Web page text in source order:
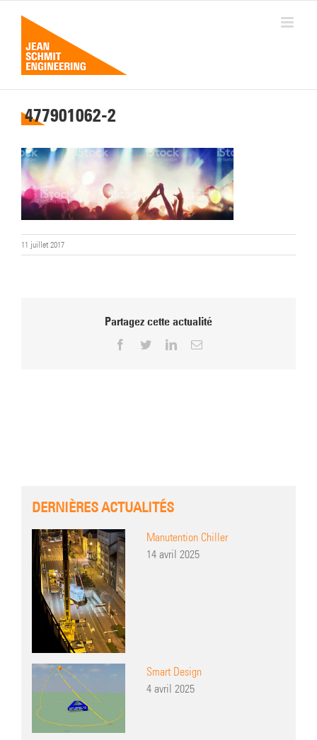
contenu
477901062-2
11 juillet 2017
Partagez cette actualité
Facebook
TwitterLinkedInEmail
DERNIÈRES ACTUALITÉS
Manutention Chiller
14 avril 2025
Smart Design
4 avril 2025